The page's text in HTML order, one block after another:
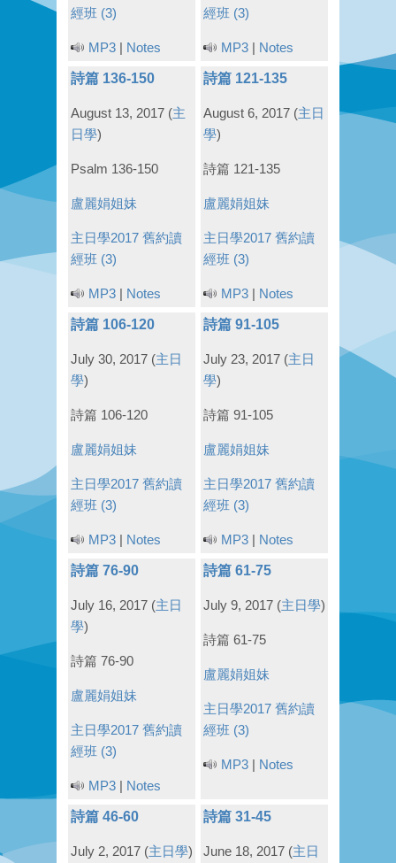
經班 (3)
MP3 | Notes
經班 (3)
MP3 | Notes
詩篇 136-150
August 13, 2017 (主
日學)
Psalm 136-150
盧麗娟姐妹
主日學2017 舊約讀
經班 (3)
MP3 | Notes
詩篇 121-135
August 6, 2017 (主日
學)
詩篇 121-135
盧麗娟姐妹
主日學2017 舊約讀
經班 (3)
MP3 | Notes
詩篇 106-120
July 30, 2017 (主日
學)
詩篇 106-120
盧麗娟姐妹
主日學2017 舊約讀
經班 (3)
MP3 | Notes
詩篇 91-105
July 23, 2017 (主日
學)
詩篇 91-105
盧麗娟姐妹
主日學2017 舊約讀
經班 (3)
MP3 | Notes
詩篇 76-90
July 16, 2017 (主日
學)
詩篇 76-90
盧麗娟姐妹
主日學2017 舊約讀
經班 (3)
MP3 | Notes
詩篇 61-75
July 9, 2017 (主日學)
詩篇 61-75
盧麗娟姐妹
主日學2017 舊約讀
經班 (3)
MP3 | Notes
詩篇 46-60
July 2, 2017 (主日學)
詩篇 31-45
June 18, 2017 (主日